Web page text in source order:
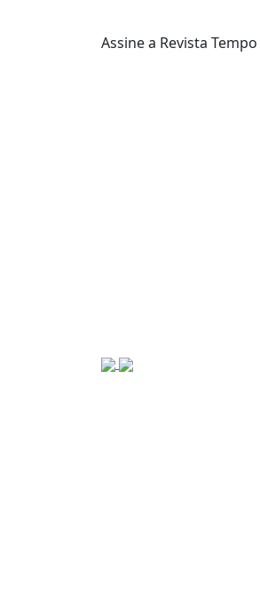
Assine a Revista Tempo